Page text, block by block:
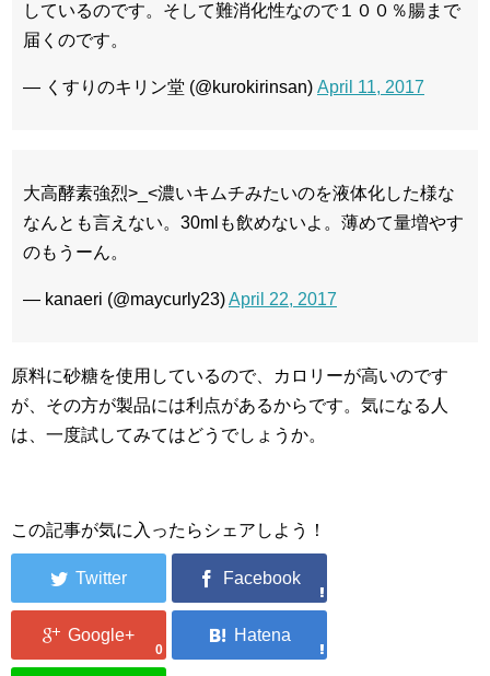
しているのです。そして難消化性なので１００％腸まで
届くのです。
— くすりのキリン堂 (@kurokirinsan) April 11, 2017
大高酵素強烈>_<濃いキムチみたいのを液体化した様な
なんとも言えない。30mlも飲めないよ。薄めて量増やす
のもうーん。
— kanaeri (@maycurly23)April 22, 2017
原料に砂糖を使用しているので、カロリーが高いのです
が、その方が製品には利点があるからです。気になる人
は、一度試してみてはどうでしょうか。
この記事が気に入ったらシェアしよう！
0